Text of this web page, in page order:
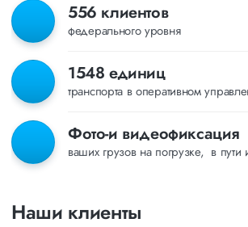
556 клиентов
федерального уровня
1548 единиц
транспорта в оперативном
Фото-и видеофиксация
ваших грузов на погрузке, в пути
Наши клиенты